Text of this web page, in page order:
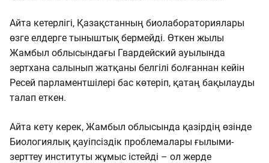
Айта кетерлігі, Қазақстанның биолабораториялары
өзге елдерге тыныштық бермейді. Өткен жылы
Жамбыл облысындағы Гвардейский ауылында
зертхана салынып жатқаны белгілі болғаннан кейін
Ресей парламентшілері бас көтеріп, қатаң бақылауды
талап еткен.
Айта кету керек, Жамбыл облысында қазірдің өзінде
Биологиялық қауіпсіздік проблемалары ғылыми-
зерттеу институты жұмыс істейді – ол жерде